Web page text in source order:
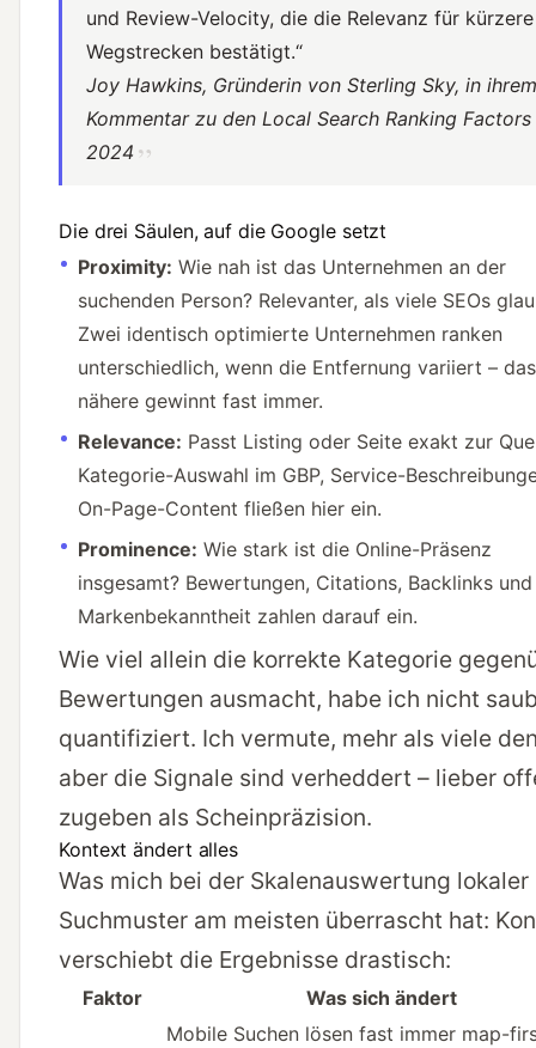
und Review-Velocity, die die Relevanz für kürzere
Wegstrecken bestätigt.“
Joy Hawkins, Gründerin von Sterling Sky, in ihrem
Kommentar zu den Local Search Ranking Factors
2024
Die drei Säulen, auf die Google setzt
Proximity: Wie nah ist das Unternehmen an der
suchenden Person? Relevanter, als viele SEOs
Zwei identisch optimierte Unternehmen ranken
unterschiedlich, wenn die Entfernung variiert – das
nähere gewinnt fast immer.
Relevance: Passt Listing oder Seite exakt zur
Kategorie-Auswahl im GBP, Service-
On-Page-Content fließen hier ein.
Prominence: Wie stark ist die Online-Präsenz
insgesamt? Bewertungen, Citations, Backlinks und
Markenbekanntheit zahlen darauf ein.
Wie viel allein die korrekte Kategorie
Bewertungen ausmacht, habe ich nicht
quantifiziert. Ich vermute, mehr als viele
aber die Signale sind verheddert – lieber
zugeben als Scheinpräzision.
Kontext ändert alles
Was mich bei der Skalenauswertung lokaler
Suchmuster am meisten überrascht hat:
verschiebt die Ergebnisse drastisch:
Faktor Was sich ändert
Mobile Suchen lösen fast immer map-